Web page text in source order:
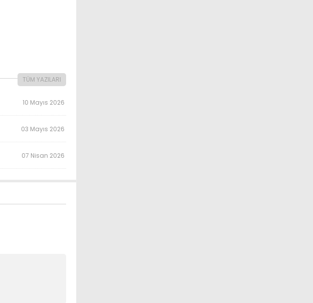
TÜM YAZILARI
10 Mayıs 2026
03 Mayıs 2026
07 Nisan 2026